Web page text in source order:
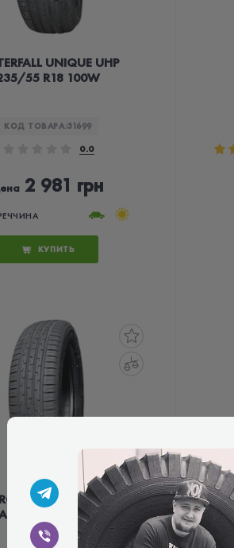
UNIQUE UHP
55 R18 100W
КОД ТОВАРА:31699
0.0
2 981 грн
КУПИТЬ
SPORT
C/S 235/55 R18
104W XL